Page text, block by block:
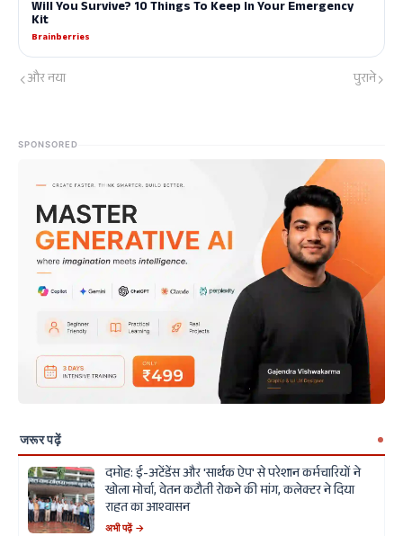
और नया पुराने
SPONSORED
जरूर पढ़ें
दमोह: ई-अटेंडेंस और 'सार्थक ऐप' से परेशान कर्मचारियों ने
खोला मोर्चा, वेतन कटौती रोकने की मांग, कलेक्टर ने दिया
राहत का आश्वासन
अभी पढ़ें →